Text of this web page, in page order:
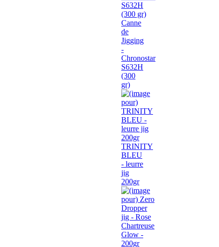
Canne
de
Jigging
-
Chronostar
S632H
(300
gr)
TRINITY
BLEU
- leurre
jig
200gr